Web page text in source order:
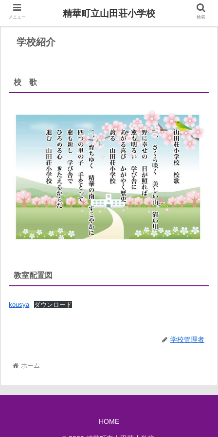
学校紹介
校 歌
教室配置図
kousya ダウンロード
学校管理者
ホーム
HOME
メニュー 精華町立山田荘小学校 検索